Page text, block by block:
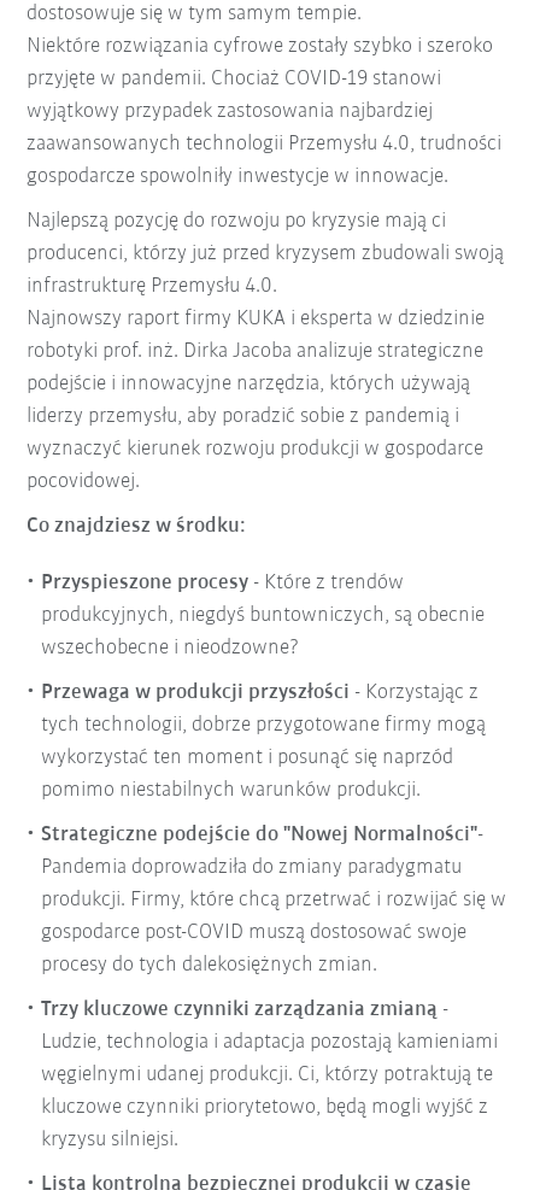
dostosowuje się w tym samym tempie.
Niektóre rozwiązania cyfrowe zostały szybko i szeroko
przyjęte w pandemii. Chociaż COVID-19 stanowi
wyjątkowy przypadek zastosowania najbardziej
zaawansowanych technologii Przemysłu 4.0, trudności
gospodarcze spowolniły inwestycje w innowacje.
Najlepszą pozycję do rozwoju po kryzysie mają ci
producenci, którzy już przed kryzysem zbudowali swoją
infrastrukturę Przemysłu 4.0.
Najnowszy raport firmy KUKA i eksperta w dziedzinie
robotyki prof. inż. Dirka Jacoba analizuje strategiczne
podejście i innowacyjne narzędzia, których używają
liderzy przemysłu, aby poradzić sobie z pandemią i
wyznaczyć kierunek rozwoju produkcji w gospodarce
pocovidowej.
Co znajdziesz w środku:
Przyspieszone procesy - Które z trendów
produkcyjnych, niegdyś buntowniczych, są obecnie
wszechobecne i nieodzowne?
Przewaga w produkcji przyszłości - Korzystając z
tych technologii, dobrze przygotowane firmy mogą
wykorzystać ten moment i posunąć się naprzód
pomimo niestabilnych warunków produkcji.
Strategiczne podejście do "Nowej Normalności"-
Pandemia doprowadziła do zmiany paradygmatu
produkcji. Firmy, które chcą przetrwać i rozwijać się w
gospodarce post-COVID muszą dostosować swoje
procesy do tych dalekosiężnych zmian.
Trzy kluczowe czynniki zarządzania zmianą -
Ludzie, technologia i adaptacja pozostają kamieniami
węgielnymi udanej produkcji. Ci, którzy potraktują te
kluczowe czynniki priorytetowo, będą mogli wyjść z
kryzysu silniejsi.
Lista kontrolna bezpiecznej produkcji w czasie